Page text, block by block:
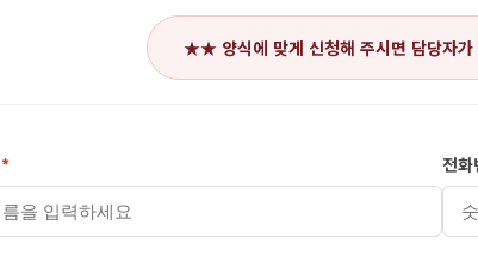
★★ 양식에 맞게 신청해 주시면 담당자
* 전화